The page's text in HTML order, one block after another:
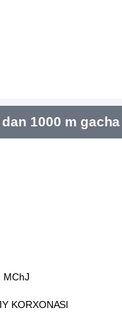
dan 1000 m
MChJ
KORXONASI